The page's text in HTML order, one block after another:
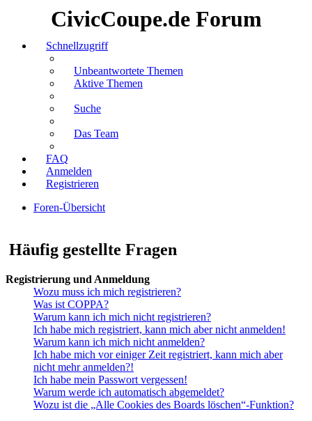
CivicCoupe.de Forum
Schnellzugriff
Unbeantwortete Themen
Aktive Themen
Suche
Das Team
FAQ
Anmelden
Registrieren
Foren-Übersicht
Häufig gestellte Fragen
Registrierung und Anmeldung
Wozu muss ich mich registrieren?
Was ist COPPA?
Warum kann ich mich nicht registrieren?
Ich habe mich registriert, kann mich aber nicht anmelden!
Warum kann ich mich nicht anmelden?
Ich habe mich vor einiger Zeit registriert, kann mich aber
nicht mehr anmelden?!
Ich habe mein Passwort vergessen!
Warum werde ich automatisch abgemeldet?
Wozu ist die „Alle Cookies des Boards löschen“-Funktion?